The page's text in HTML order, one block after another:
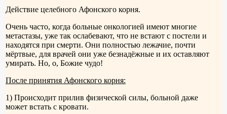
Действие целебного Афонского корня.
Очень часто, когда больные онкологией имеют многие
метастазы, уже так ослабевают, что не встают с постели и
находятся при смерти. Они полностью лежачие, почти
мёртвые, для врачей они уже безнадёжные и их оставляют
умирать. Но, о, Божие чудо!
После принятия Афонского корня:
1) Происходит прилив физической силы, больной даже
может встать с кровати.